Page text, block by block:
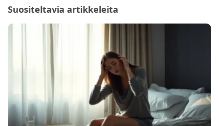
Suositeltavia artikkeleita